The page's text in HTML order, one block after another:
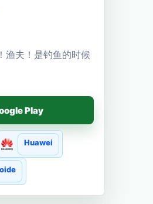
渔夫！是钓鱼的时候
Play
Huawei